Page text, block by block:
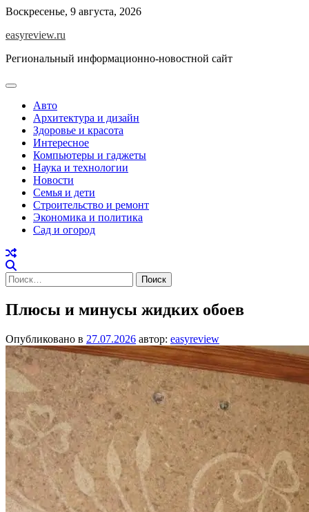
Перейти
содержимому
Воскресенье, 9 августа, 2026
easyreview.ru
Региональный информационно-новостной сайт
Авто
Архитектура и дизайн
Здоровье и красота
Интересное
Компьютеры и гаджеты
Наука и технологии
Новости
Семья и дети
Строительство и ремонт
Экономика и политика
Сад и огород
Найти:
Плюсы и минусы жидких обоев
Опубликовано в 27.07.2026 автор: easyreview